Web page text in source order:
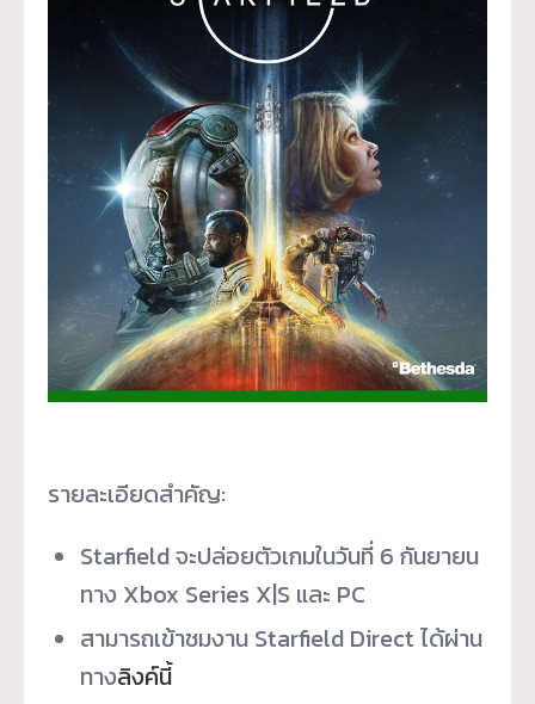
รายละเอียดสำคัญ:
Starfield จะปล่อยตัวเกมในวันที่ 6 กันยายน
ทาง Xbox Series X|S และ PC
สามารถเข้าชมงาน Starfield Direct ได้ผ่าน
ทางลิงค์นี้